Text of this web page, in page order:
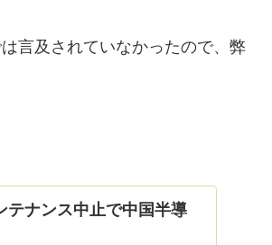
言及されていなかったので、弊
テナンス中止で中国半導